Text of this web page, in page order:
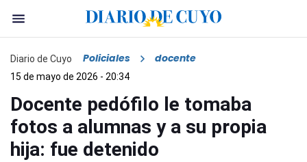
Diario de Cuyo Policiales docente
15 de mayo de 2026 - 20:34
Docente pedófilo le tomaba
fotos a alumnas y a su propia
hija: fue detenido